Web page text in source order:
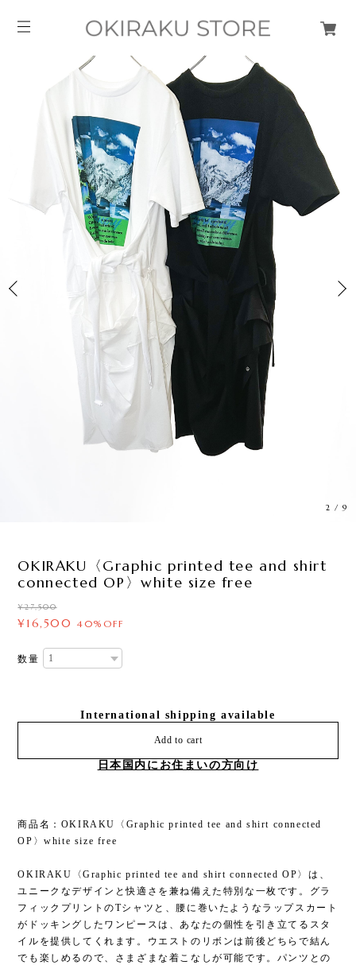
2 /9
OKIRAKU〈Graphic printed tee and shirt
connected OP〉white size free
¥27,500
¥16,500 40%OFF
数量
International shipping available
Add to cart
日本国内にお住まいの方向け
商品名：OKIRAKU〈Graphic printed tee and shirt connected
OP〉white size free
OKIRAKU〈Graphic printed tee and shirt connected OP〉は、
ユニークなデザインと快適さを兼ね備えた特別な一枚です。グラ
フィックプリントのTシャツと、腰に巻いたようなラップスカート
がドッキングしたワンピースは、あなたの個性を引き立てるスタ
イルを提供してくれます。ウエストのリボンは前後どちらで結ん
でも楽しめるので、さまざまな着こなしが可能です。パンツとの